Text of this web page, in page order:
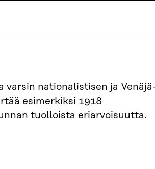
nationalistisen ja
esimerkiksi 1918
tuolloista eriarvoisuutta.